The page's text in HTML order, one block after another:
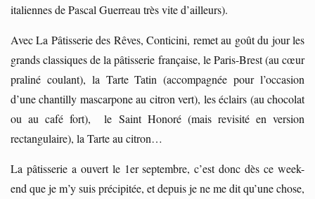
italiennes de Pascal Guerreau très vite d’ailleurs).
Avec La Pâtisserie des Rêves, Conticini, remet au goût du jour les
grands classiques de la pâtisserie française, le Paris-Brest (au cœur
praliné coulant), la Tarte Tatin (accompagnée pour l’occasion
d’une chantilly mascarpone au citron vert), les éclairs (au chocolat
ou au café fort), le Saint Honoré (mais revisité en version
rectangulaire), la Tarte au citron…
La pâtisserie a ouvert le 1er septembre, c’est donc dès ce week-
end que je m’y suis précipitée, et depuis je ne me dit qu’une chose,